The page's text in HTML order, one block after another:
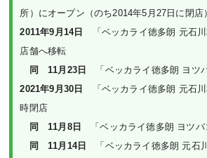
2011年9月14日 「ベッカライ徳多朗 元石
同　11月23日
2021年9月30日 「ベッカライ徳多朗 元石
同　11月8日
同　11月14日 「ベッカライ徳多朗 元石